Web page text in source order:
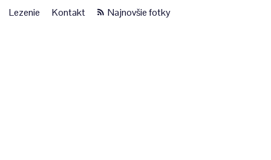
Lezenie
Kontakt Najnovšie fotky